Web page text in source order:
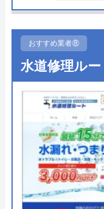
●受付時間
●定休日
●出張見積もり
●累計実績
●保証・保険
おすすめ業者⑧
水道修理ルー